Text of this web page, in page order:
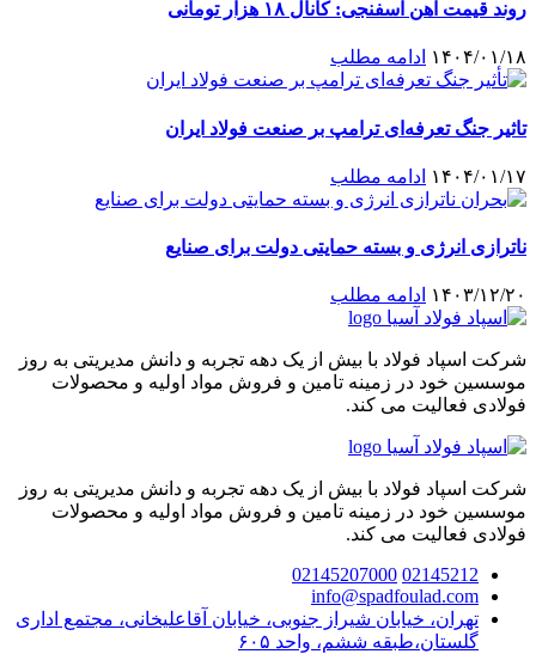
روند قیمت آهن اسفنجی: کانال ۱۸ هزار تومانی
۱۴۰۴/۰۱/۱۸ ادامه مطلب
تاثیر جنگ تعرفه‌ای ترامپ بر صنعت فولاد ایران
۱۴۰۴/۰۱/۱۷ ادامه مطلب
ناترازی انرژی و بسته حمایتی دولت برای صنایع
۱۴۰۳/۱۲/۲۰ ادامه مطلب
شرکت اسپاد فولاد با بیش از یک دهه تجربه و دانش مدیریتی به روز
موسسین خود در زمینه تامین و فروش مواد اولیه و محصولات
فولادی فعالیت می کند.
شرکت اسپاد فولاد با بیش از یک دهه تجربه و دانش مدیریتی به روز
موسسین خود در زمینه تامین و فروش مواد اولیه و محصولات
فولادی فعالیت می کند.
02145212
02145207000
info@spadfoulad.com
تهران، خیابان شیراز جنوبی، خیابان آقاعلیخانی، مجتمع اداری
گلستان،طبقه ششم، واحد ۶۰۵